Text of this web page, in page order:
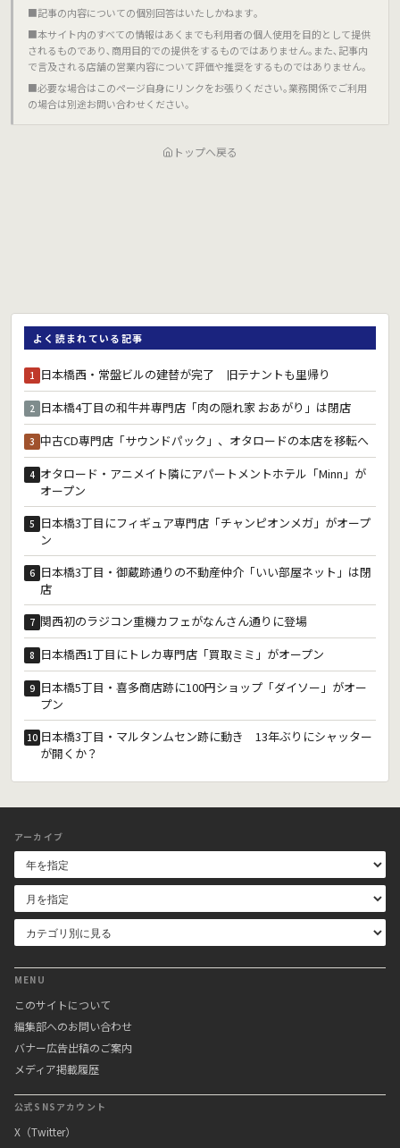
■記事の内容についての個別回答はいたしかねます｡
■本サイト内のすべての情報はあくまでも利用者の個人使用を目的として提供
されるものであり､商用目的での提供をするものではありません｡また､記事内
で言及される店舗の営業内容について評価や推奨をするものではありません｡
■必要な場合はこのページ自身にリンクをお張りください｡業務関係でご利用
の場合は別途お問い合わせください｡
トップへ戻る
よく読まれている記事
1 日本橋西・常盤ビルの建替が完了 旧テナントも里帰り
2 日本橋4丁目の和牛丼専門店「肉の隠れ家 おあがり」は閉店
3 中古CD専門店「サウンドパック」、オタロードの本店を移転へ
4 オタロード・アニメイト隣にアパートメントホテル「Minn」が
オープン
5 日本橋3丁目にフィギュア専門店「チャンピオンメガ」がオープ
ン
6 日本橋3丁目・御蔵跡通りの不動産仲介「いい部屋ネット」は閉
店
7 関西初のラジコン重機カフェがなんさん通りに登場
8 日本橋西1丁目にトレカ専門店「買取ミミ」がオープン
9 日本橋5丁目・喜多商店跡に100円ショップ「ダイソー」がオー
プン
10 日本橋3丁目・マルタンムセン跡に動き 13年ぶりにシャッター
が開くか？
アーカイブ
MENU
このサイトについて
編集部へのお問い合わせ
バナー広告出稿のご案内
メディア掲載履歴
公式SNSアカウント
X（Twitter）